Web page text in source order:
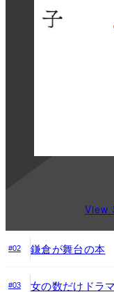
View
#02 鎌倉が舞台の本
#03 女の数だけドラ